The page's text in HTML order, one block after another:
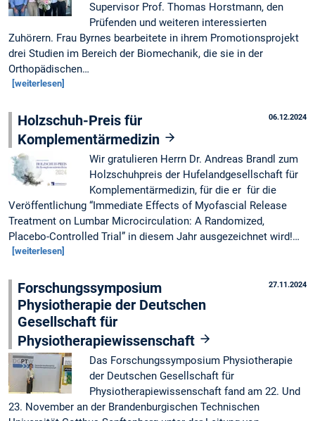
Supervisor Prof. Thomas Horstmann, den
Prüfenden und weiteren interessierten
Zuhörern. Frau Byrnes bearbeitete in ihrem Promotionsprojekt
drei Studien im Bereich der Biomechanik, die sie in der
Orthopädischen…
[weiterlesen]
06.12.2024
Holzschuh-Preis für
Komplementärmedizin
Wir gratulieren Herrn Dr. Andreas Brandl zum
Holzschuhpreis der Hufelandgesellschaft für
Komplementärmedizin, für die er für die
Veröffentlichung “Immediate Effects of Myofascial Release
Treatment on Lumbar Microcirculation: A Randomized,
Placebo-Controlled Trial” in diesem Jahr ausgezeichnet wird!…
[weiterlesen]
27.11.2024
Forschungssymposium
Physiotherapie der Deutschen
Gesellschaft für
Physiotherapiewissenschaft
Das Forschungssymposium Physiotherapie
der Deutschen Gesellschaft für
Physiotherapiewissenschaft fand am 22. Und
23. November an der Brandenburgischen Technischen